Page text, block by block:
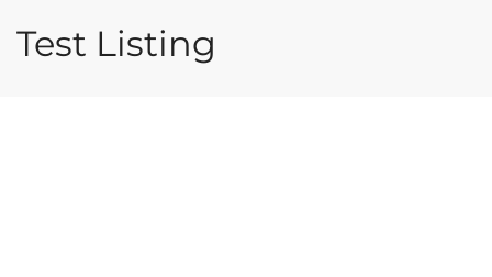
Test Listing